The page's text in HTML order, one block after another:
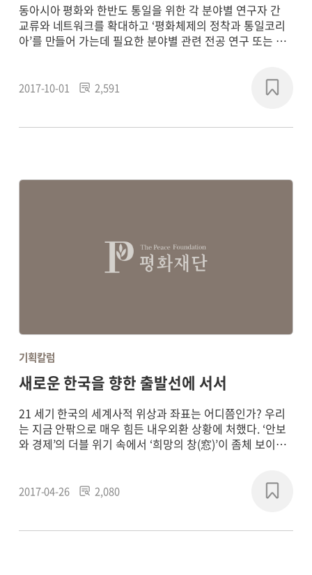
동아시아 평화와 한반도 통일을 위한 각 분야별 연구자 간
교류와 네트워크를 확대하고 ‘평화체제의 정착과 통일코리
아’를 만들어 가는데 필요한 분야별 관련 전공 연구 또는 학
2017~2018년에 연구 프로젝트를 진행했습니다.
2017-10-01 2,591
기획칼럼
새로운 한국을 향한 출발선에 서서
21 세기 한국의 세계사적 위상과 좌표는 어디쯤인가? 우리
는 지금 안팎으로 매우 힘든 내우외환 상황에 처했다. ‘안보
와 경제’의 더블 위기 속에서 ‘희망의 창(窓)’이 좀체 보이지
잃어버린 안타까운 상황이다. 그러나 우리는 밖으로는 세계
2017-04-26 2,080